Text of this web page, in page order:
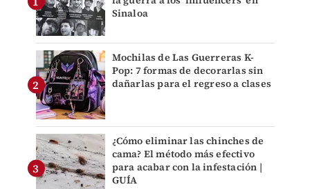
Sinaloa
Mochilas de Las Guerreras K-
Pop: 7 formas de decorarlas sin
dañarlas para el regreso a clases
¿Cómo eliminar las chinches de
cama? El método más efectivo
para acabar con la infestación |
GUÍA